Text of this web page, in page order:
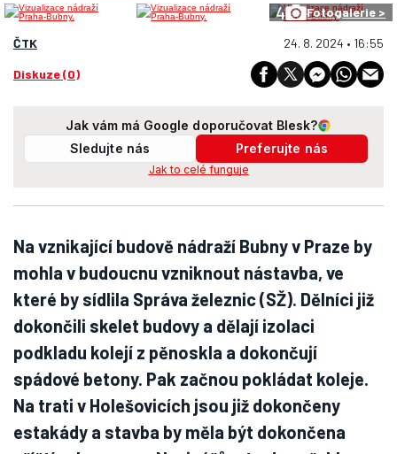
4 Fotogalerie >
ČTK 24. 8. 2024 • 16:55
Diskuze (0)
Jak vám má Google doporučovat Blesk?
Sledujte nás
Preferujte nás
Jak to celé funguje
Na vznikající budově nádraží Bubny v Praze by
mohla v budoucnu vzniknout nástavba, ve
které by sídlila Správa železnic (SŽ). Dělníci již
dokončili skelet budovy a dělají izolaci
podkladu kolejí z pěnoskla a dokončují
spádové betony. Pak začnou pokládat koleje.
Na trati v Holešovicích jsou již dokončeny
estakády a stavba by měla být dokončena